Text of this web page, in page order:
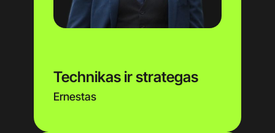
Technikas ir strategas
Ernestas